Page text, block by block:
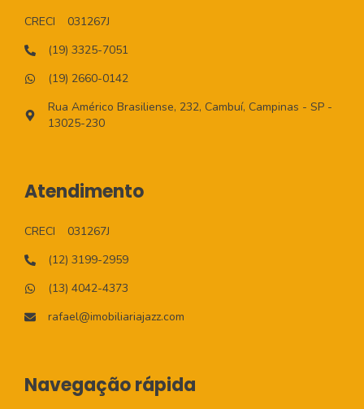
CRECI
031267J
(19) 3325-7051
(19) 2660-0142
Rua Américo Brasiliense, 232, Cambuí, Campinas - SP -
13025-230
Atendimento
CRECI
031267J
(12) 3199-2959
(13) 4042-4373
rafael@imobiliariajazz.com
Navegação rápida